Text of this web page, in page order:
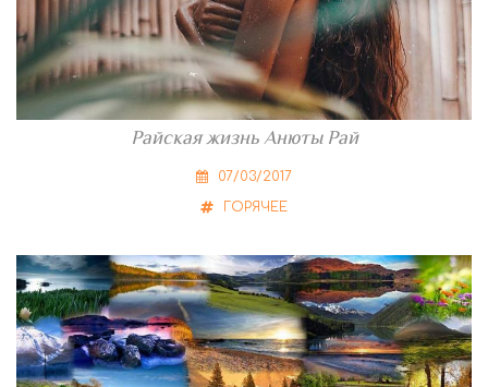
Райская жизнь Анюты Рай
07/03/2017
ГОРЯЧЕЕ